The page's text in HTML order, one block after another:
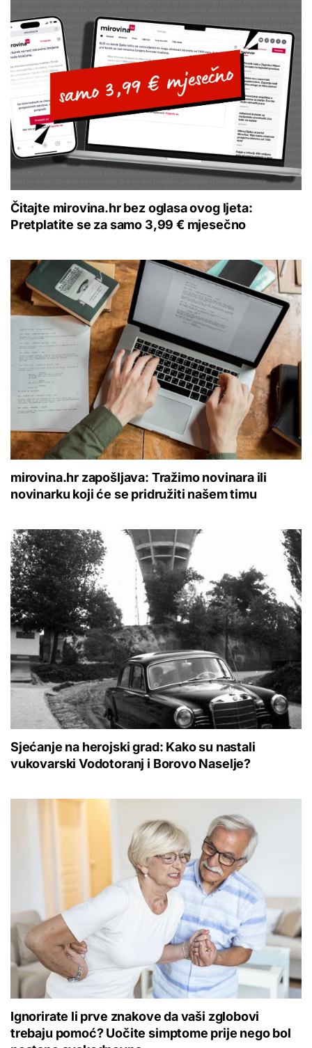
Čitajte mirovina.hr bez oglasa ovog ljeta:
Pretplatite se za samo 3,99 € mjesečno
mirovina.hr zapošljava: Tražimo novinara ili
novinarku koji će se pridružiti našem timu
Sjećanje na herojski grad: Kako su nastali
vukovarski Vodotoranj i Borovo Naselje?
Ignorirate li prve znakove da vaši zglobovi
trebaju pomoć? Uočite simptome prije nego bol